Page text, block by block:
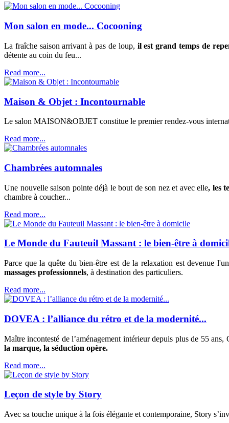
Mon salon en mode... Cocooning
La fraîche saison arrivant à pas de loup, il est grand temps de
détente au coin du feu...
Read more...
Maison & Objet : Incontournable
Le salon MAISON&OBJET constitue le premier rendez-vous
Read more...
Chambrées automnales
Une nouvelle saison pointe déjà le bout de son nez et avec elle, les
chambre à coucher...
Read more...
Le Monde du Fauteuil Massant : le bien-être à
Parce que la quête du bien-être est de la relaxation est devenue
massages professionnels, à destination des particuliers.
Read more...
DOVEA : l’alliance du rétro et de la modernité...
Maître incontesté de l’aménagement intérieur depuis plus de 55
la marque, la séduction opère.
Read more...
Leçon de style by Story
Avec sa touche unique à la fois élégante et contemporaine, Story